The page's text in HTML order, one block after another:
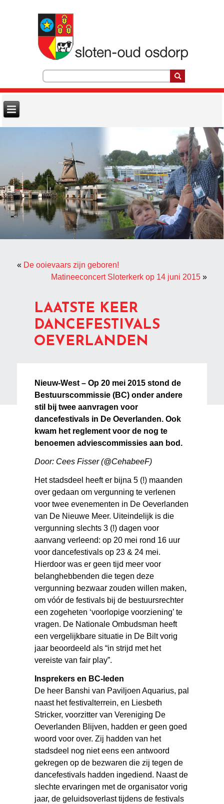
« De ooievaars zijn geboren!
Matineeconcert Sloterkerk op 14 juni 2015»
LAATSTE KEER
DANCEFESTIVALS
OEVERLANDEN
Nieuw-West – Op 20 mei 2015 stond de
Bestuurscommissie (BC) onder andere
stil bij twee aanvragen voor
dancefestivals in De Oeverlanden. Ook
kwam het reglement voor de nog te
benoemen adviescommissies aan bod.
Door: Cees Fisser (@CehabeeF)
Het stadsdeel heeft er bijna 5 (!) maanden
over gedaan om vergunning te verlenen
voor twee evenementen in De Oeverlanden
van De Nieuwe Meer. Uiteindelijk is die
vergunning slechts 3 (!) dagen voor
aanvang verleend: op 20 mei rond 16 uur
voor dancefestivals op 23 & 24 mei.
Hierdoor was er geen tijd meer voor
belanghebbenden die tegen deze
vergunning bezwaar zouden willen maken,
om vóór de festivals bij de bestuursrechter
een zogeheten ‘voorlopige voorziening’ te
vragen. De Nationale Ombudsman heeft
een vergelijkbare situatie in De Bilt vorig
jaar beoordeeld als “in strijd met het
vereiste van fair play”.
Insprekers en BC-leden
De heer Banshi van Paviljoen Aquarius, pal
naast het festivalterrein, en Liesbeth
Stricker, voorzitter van Vereniging De
Oeverlanden Blijven, hadden er geen goed
woord voor over. Zij hadden van het
stadsdeel nog niet eens een antwoord
gekregen op de bezwaren die zij tegen de
dancefestivals hadden ingediend. Naast de
slechte ervaringen met de organisator vorig
jaar, de geluidsoverlast tijdens de festivals